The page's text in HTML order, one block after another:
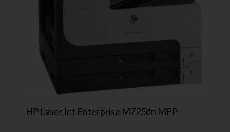
HP LaserJet Enterprise M725dn MFP